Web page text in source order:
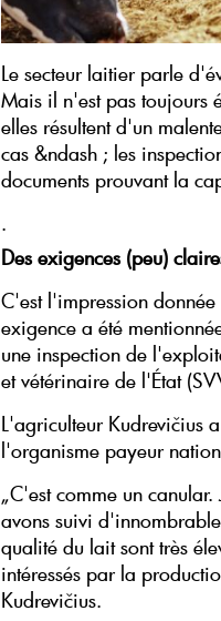
Le secteur laitier parle
Mais il n'est pas toujours
elles résultent d'un
cas &ndash ; les
documents prouvant la
.
Des exigences (peu)
C'est l'impression
exigence a été
une inspection de
et vétérinaire de l'État
L'agriculteur Kudrevičius
l'organisme payeur
„C'est comme un
avons suivi
qualité du lait sont très
intéressés par la
Kudrevičius.